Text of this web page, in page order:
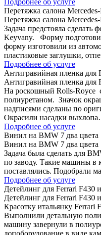
Подробнее об услуге
Перетяжка салона
Перетяжка салона
Задача предстояла
Keyvany. Форму
форму изготовили из
пластиковые заглушки,
Подробнее об услуге
Антигравийная пленка для
Антигравийная пленка для
На роскошный Rolls-Royce
полиуретаном. Значок
надписями сделаны по
Окрасили насадки
Подробнее об услуге
Винил на BMW 7 два цвета
Винил на BMW 7 два цвета
Задача была сделать для
по заводу. Такие машины в
поставлялись. Подобрали
Подробнее об услуге
Детейлинг для Ferrari F430
Детейлинг для Ferrari F430
Красотку итальянку Ferrari
Выполнили детальную
машину завернули в